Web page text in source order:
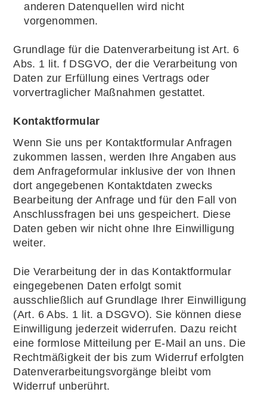
anderen Datenquellen wird nicht
vorgenommen.
Grundlage für die Datenverarbeitung ist Art. 6
Abs. 1 lit. f DSGVO, der die Verarbeitung von
Daten zur Erfüllung eines Vertrags oder
vorvertraglicher Maßnahmen gestattet.
Kontaktformular
Wenn Sie uns per Kontaktformular Anfragen
zukommen lassen, werden Ihre Angaben aus
dem Anfrageformular inklusive der von Ihnen
dort angegebenen Kontaktdaten zwecks
Bearbeitung der Anfrage und für den Fall von
Anschlussfragen bei uns gespeichert. Diese
Daten geben wir nicht ohne Ihre Einwilligung
weiter.
Die Verarbeitung der in das Kontaktformular
eingegebenen Daten erfolgt somit
ausschließlich auf Grundlage Ihrer Einwilligung
(Art. 6 Abs. 1 lit. a DSGVO). Sie können diese
Einwilligung jederzeit widerrufen. Dazu reicht
eine formlose Mitteilung per E-Mail an uns. Die
Rechtmäßigkeit der bis zum Widerruf erfolgten
Datenverarbeitungsvorgänge bleibt vom
Widerruf unberührt.